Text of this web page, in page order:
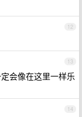
12
13
会像在这里一样乐
14